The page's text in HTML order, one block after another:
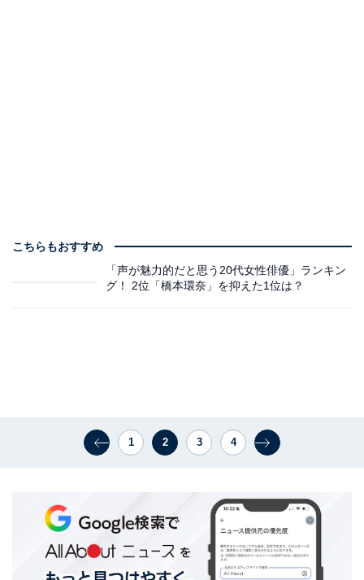
こちらもおすすめ
「声が魅力的だと思う20代女性俳優」ランキン
グ！ 2位「橋本環奈」を抑えた1位は？
1 2 3 4